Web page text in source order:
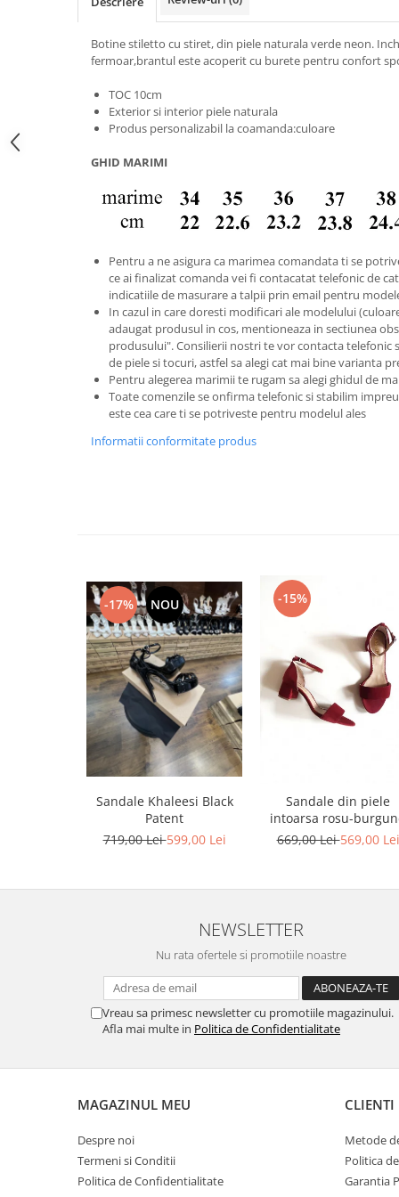
Botine stiletto cu stiret, din piele naturala verde neon.
fermoar,brantul este acoperit cu burete pentru confort
TOC 10cm
Exterior si interior piele naturala
Produs personalizabil la coamanda:culoare
GHID MARIMI
Pentru a ne asigura ca marimea comandata ti se
ce ai finalizat comanda vei fi contacatat telefonic de
indicatiile de masurare a talpii prin email pentru
In cazul in care doresti modificari ale modelului
adaugat produsul in cos, mentioneaza in sectiunea
produsului". Consilierii nostri te vor contacta telefonic
de piele si tocuri, astfel sa alegi cat mai bine varianta
Pentru alegerea marimii te rugam sa alegi ghidul de
Toate comenzile se onfirma telefonic si stabilim
este cea care ti se potriveste pentru modelul ales
Informatii conformitate produs
-17% NOU
Sandale Khaleesi Black
Patent
719,00 Lei599,00 Lei
-15%
Sandale din piele
intoarsa rosu-
669,00 Lei569,00 Lei
NEWSLETTER
Nu rata ofertele si promotiile noastre
Vreau sa primesc newsletter cu promotiile magazinului.
Afla mai multe in Politica de Confidentialitate
MAGAZINUL MEU
Despre noi
Termeni si Conditii
Politica de Confidentialitate
CLIENTI
Metode
Politica
Garantia